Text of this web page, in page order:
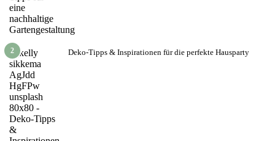
2 Deko-Tipps & Inspirationen für die perfekte Hausparty